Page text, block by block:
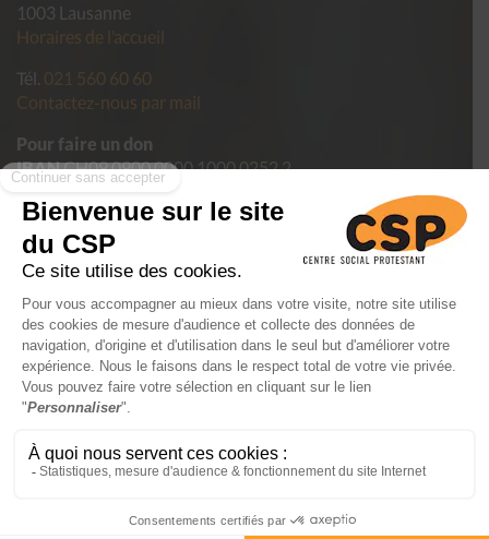
1003 Lausanne
Horaires de l’accueil
Tél. 021 560 60 60
Contactez-nous par mail
Pour faire un don
IBANCH09 0900 0000 1000 0252 2
Politique de confidentialité des données du CSP Vaud
Mentions légales